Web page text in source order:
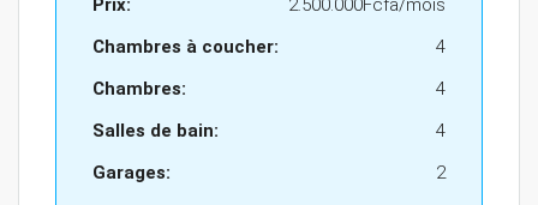
Prix:
2.500.000Fcfa/mois
Chambres à coucher:
4
Chambres:
4
Salles de bain:
4
Garages:
2